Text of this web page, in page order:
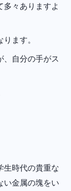
多々ありますよ
ます。
、自分の手がス
生時代の貴重な
い金属の塊をい